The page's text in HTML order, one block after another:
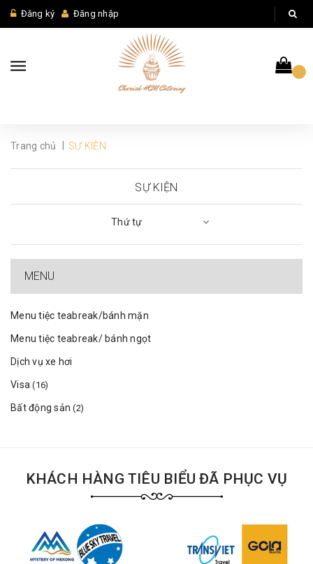
Đăng ký Đăng nhập
Trang chủ SỰ KIỆN
SỰ KIỆN
Thứ tự
MENU
Menu tiệc teabreak/bánh mặn
Menu tiệc teabreak/ bánh ngọt
Dịch vụ xe hơi
Visa(16)
Bất động sản(2)
KHÁCH HÀNG TIÊU BIỂU ĐÃ PHỤC VỤ